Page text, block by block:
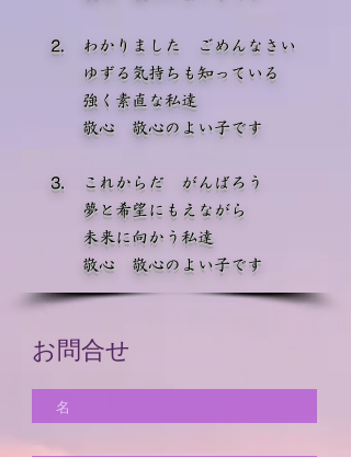
⒉ わかりました ごめんなさい
ゆずる気持ちも知っている
強く素直な私達
敬心 敬心のよい子です
⒊ これからだ がんばろう
夢と希望にもえながら
未来に向かう私達
敬心 敬心のよい子です
お問合せ